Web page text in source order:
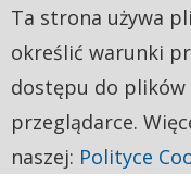
Ta strona używa
określić warunki
dostępu do plików
przeglądarce.
naszej: Polityce